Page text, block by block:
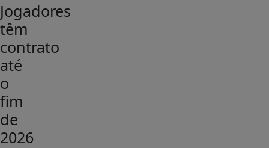
Jogadores
têm
contrato
até
o
fim
de
2026